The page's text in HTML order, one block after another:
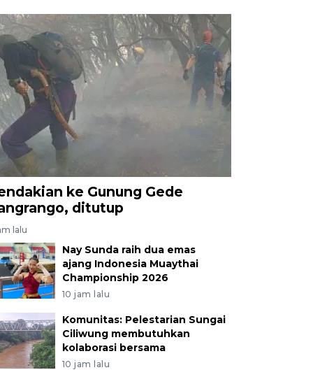
ke Gunung Gede
ditutup
lalu
Nay Sunda raih dua emas
ajang Indonesia Muaythai
Championship 2026
10 jam lalu
Komunitas: Pelestarian Sungai
Ciliwung membutuhkan
kolaborasi bersama
10 jam lalu